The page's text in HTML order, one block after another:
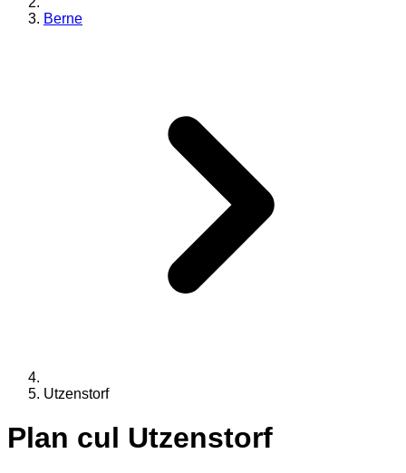
Berne
Utzenstorf
Plan cul Utzenstorf